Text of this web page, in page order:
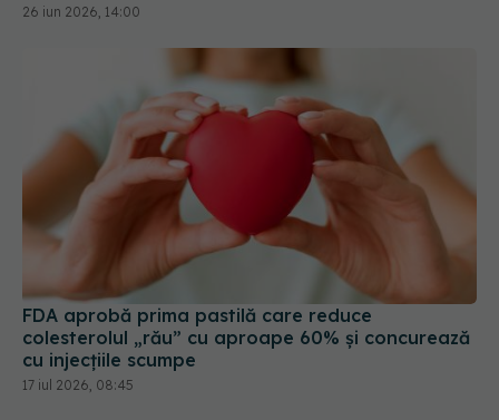
26 iun 2026, 14:00
FDA aprobă prima pastilă care reduce
colesterolul „rău” cu aproape 60% și concurează
cu injecțiile scumpe
17 iul 2026, 08:45